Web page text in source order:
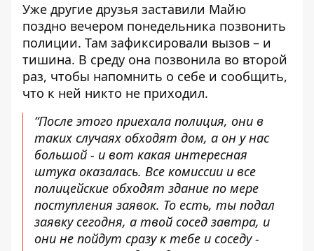
Уже другие друзья заставили Майю
поздно вечером понедельника позвонить
полиции. Там зафиксировали вызов – и
тишина. В среду она позвонила во второй
раз, чтобы напомнить о себе и сообщить,
что к ней никто не приходил.
“После этого приехала полиция, они в
таких случаях обходят дом, а он у нас
большой - и вот какая интересная
штука оказалась. Все комиссии и все
полицейские обходят здание по мере
поступления заявок. То есть, ты подал
заявку сегодня, а твой сосед завтра, и
они не пойдут сразу к тебе и соседу -